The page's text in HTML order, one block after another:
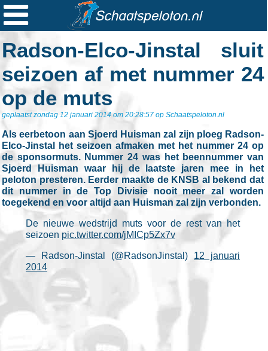

Radson-Elco-Jinstal sluit
seizoen af met nummer 24
op de muts
geplaatst zondag 12 januari 2014 om 20:28:57 op Schaatspeloton.nl
Als eerbetoon aan Sjoerd Huisman zal zijn ploeg Radson-
Elco-Jinstal het seizoen afmaken met het nummer 24 op
de sponsormuts. Nummer 24 was het beennummer van
Sjoerd Huisman waar hij de laatste jaren mee in het
peloton presteren. Eerder maakte de KNSB al bekend dat
dit nummer in de Top Divisie nooit meer zal worden
toegekend en voor altijd aan Huisman zal zijn verbonden.
De nieuwe wedstrijd muts voor de rest van het
seizoen pic.twitter.com/jMICp5Zx7v
— Radson-Jinstal (@RadsonJinstal) 12 januari
2014